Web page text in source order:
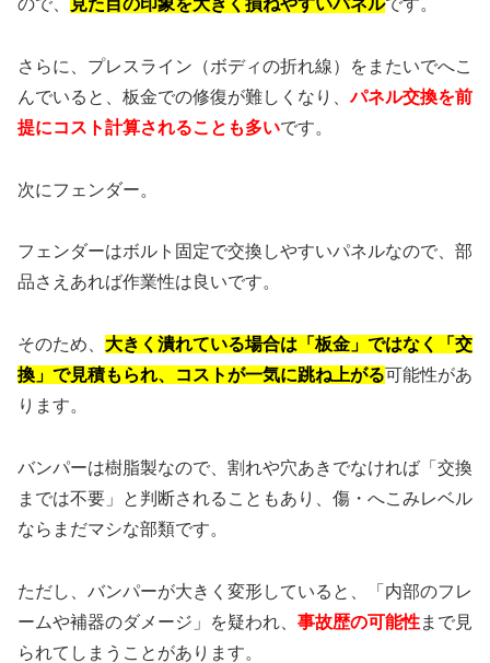
ので、 見た目の印象を大きく損ねやすいパネルです。
さらに、プレスライン（ボディの折れ線）をまたいでへこ
んでいると、板金での修復が難しくなり、パネル交換を前
提にコスト計算されることも多いです。
次にフェンダー。
フェンダーはボルト固定で交換しやすいパネルなので、部
品さえあれば作業性は良いです。
そのため、 大きく潰れている場合は「板金」ではなく「交
換」で見積もられ、コストが一気に跳ね上がる可能性があ
ります。
バンパーは樹脂製なので、割れや穴あきでなければ「交換
までは不要」と判断されることもあり、傷・へこみレベル
ならまだマシな部類です。
ただし、バンパーが大きく変形していると、「内部のフレ
ームや補器のダメージ」を疑われ、 事故歴の可能性まで見
られてしまうことがあります。